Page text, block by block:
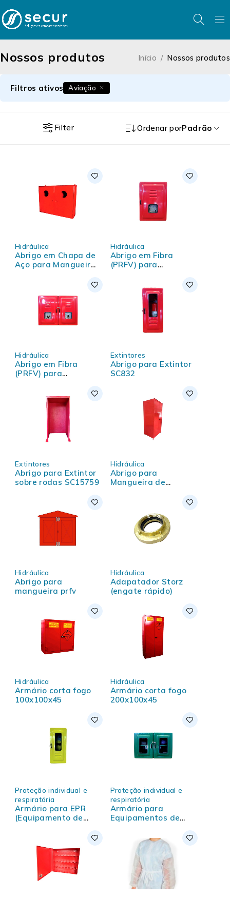
Nossos produtos Início / Nossos produtos
Filter Ordenar porPadrão
Filtros ativos Aviação
Hidráulica
Abrigo em Chapa de
Aço para Mangueiras
Hidráulica
Abrigo em Fibra
(PRFV) para
Hidráulica
Abrigo em Fibra
(PRFV) para
Extintores
Abrigo para Extintor
SC832
Extintores
Abrigo para Extintor
sobre rodas SC15759
Hidráulica
Abrigo para
Mangueira de
Petrobras modelo A1
Hidráulica
Abrigo para
mangueira prfv
Hidráulica
Adapatador Storz
(engate rápido)
Hidráulica
Armário corta fogo
100x100x45
Hidráulica
Armário corta fogo
200x100x45
Proteção individual e
respiratória
Armário para EPR
(Equipamento de
Proteção individual e
respiratória
Armário para
Equipamentos de